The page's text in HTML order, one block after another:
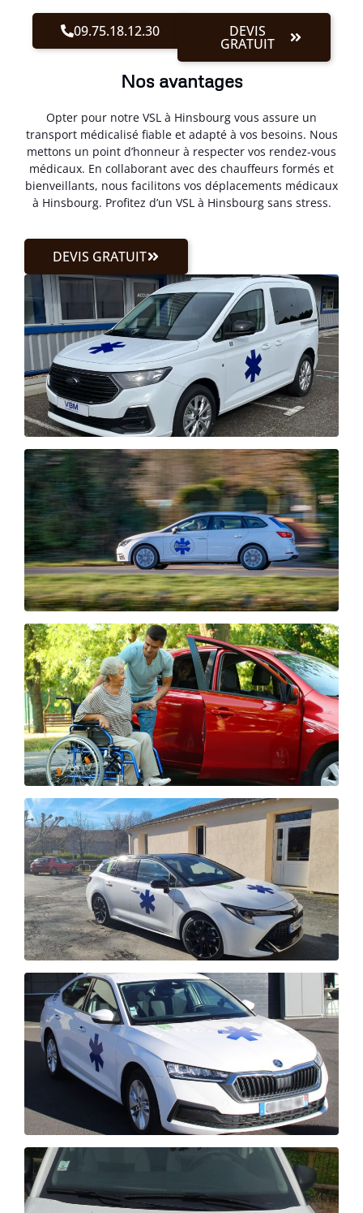
09.75.18.12.30 DEVIS
GRATUIT
Nos avantages
Opter pour notre VSL à Hinsbourg vous assure un
transport médicalisé fiable et adapté à vos besoins. Nous
mettons un point d’honneur à respecter vos rendez-vous
médicaux. En collaborant avec des chauffeurs formés et
bienveillants, nous facilitons vos déplacements médicaux
à Hinsbourg. Profitez d’un VSL à Hinsbourg sans stress.
DEVIS GRATUIT